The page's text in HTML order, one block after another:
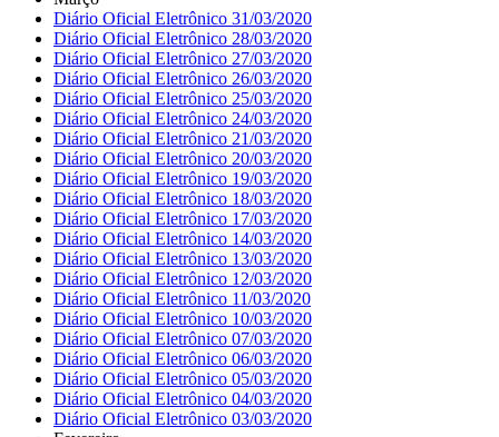
Diário Oficial Eletrônico 31/03/2020
Diário Oficial Eletrônico 28/03/2020
Diário Oficial Eletrônico 27/03/2020
Diário Oficial Eletrônico 26/03/2020
Diário Oficial Eletrônico 25/03/2020
Diário Oficial Eletrônico 24/03/2020
Diário Oficial Eletrônico 21/03/2020
Diário Oficial Eletrônico 20/03/2020
Diário Oficial Eletrônico 19/03/2020
Diário Oficial Eletrônico 18/03/2020
Diário Oficial Eletrônico 17/03/2020
Diário Oficial Eletrônico 14/03/2020
Diário Oficial Eletrônico 13/03/2020
Diário Oficial Eletrônico 12/03/2020
Diário Oficial Eletrônico 11/03/2020
Diário Oficial Eletrônico 10/03/2020
Diário Oficial Eletrônico 07/03/2020
Diário Oficial Eletrônico 06/03/2020
Diário Oficial Eletrônico 05/03/2020
Diário Oficial Eletrônico 04/03/2020
Diário Oficial Eletrônico 03/03/2020